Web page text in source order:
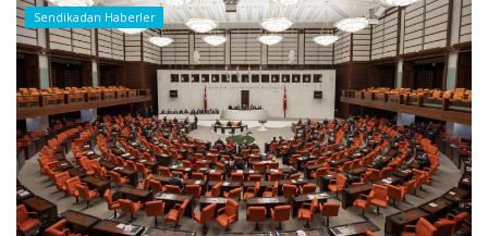
Sendikadan Haberler